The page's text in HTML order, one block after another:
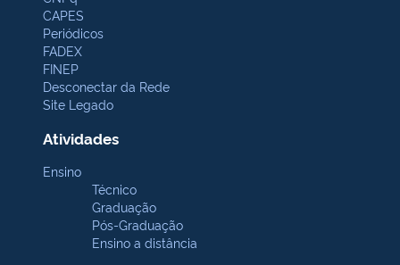
CAPES
Periódicos
FADEX
FINEP
Desconectar da Rede
Site Legado
Atividades
Ensino
Técnico
Graduação
Pós-Graduação
Ensino a distância